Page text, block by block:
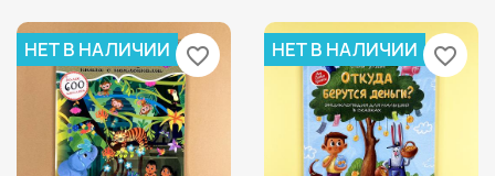
НЕТ В НАЛИЧИИ favorite_border НЕТ В НАЛИЧИИ favorite_border